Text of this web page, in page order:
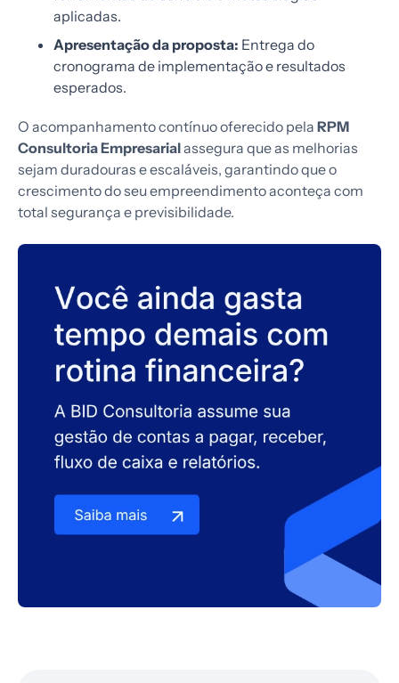
aplicadas.
Apresentação da proposta: Entrega do
cronograma de implementação e resultados
esperados.
O acompanhamento contínuo oferecido pela RPM
Consultoria Empresarialassegura que as melhorias
sejam duradouras e escaláveis, garantindo que o
crescimento do seu empreendimento aconteça com
total segurança e previsibilidade.